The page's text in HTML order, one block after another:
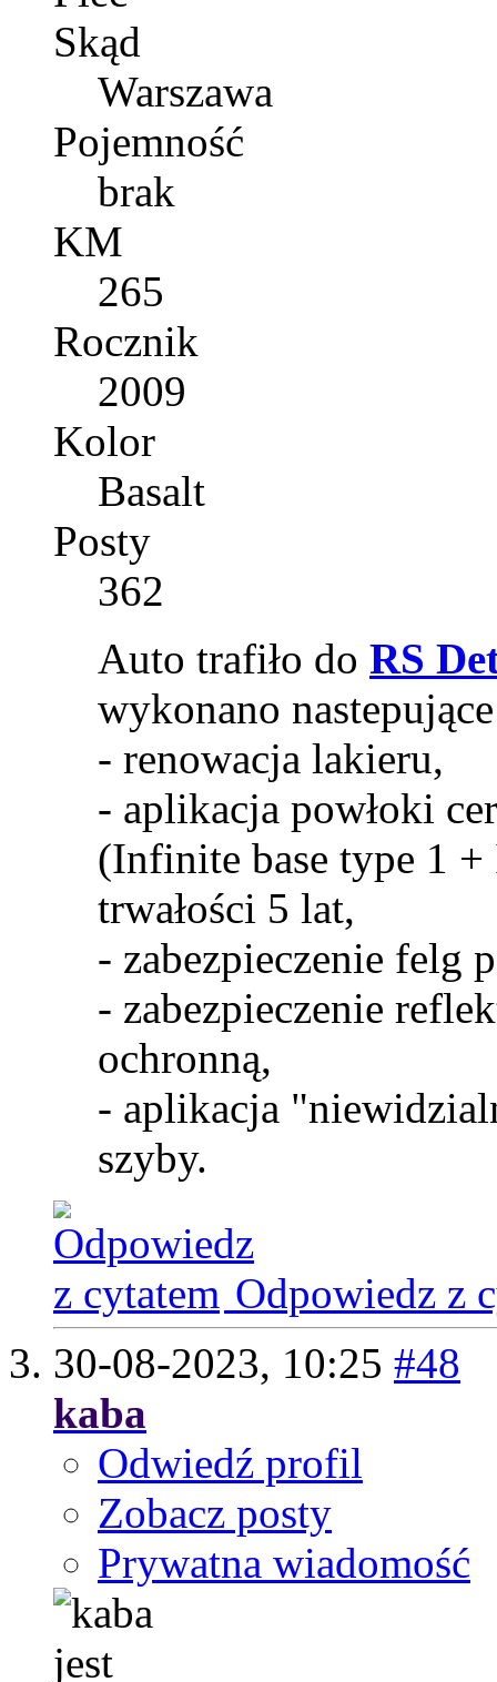
Skąd
Warszawa
Pojemność
brak
KM
265
Rocznik
2009
Kolor
Basalt
Posty
362
Auto trafiło do RS
wykonano
- renowacja lakieru,
- aplikacja powłoki
(Infinite base type 1
trwałości 5 lat,
- zabezpieczenie felg
- zabezpieczenie
ochronną,
- aplikacja
szyby.
Odpowiedz z
30-08-2023, 10:25 #48
kaba
Odwiedź profil
Zobacz posty
Prywatna wiadomość